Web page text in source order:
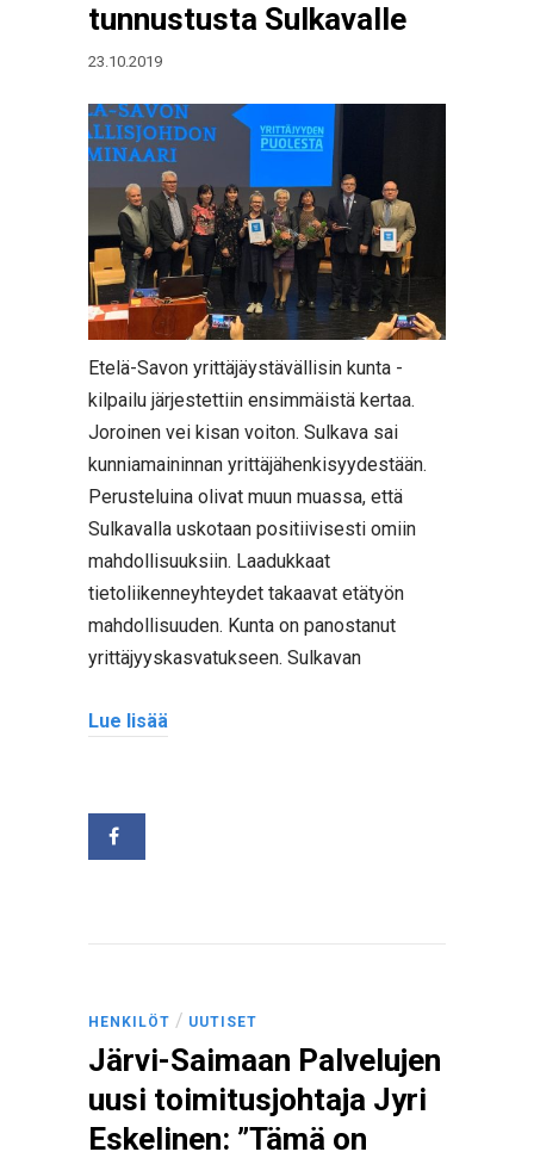
tunnustusta Sulkavalle
23.10.2019
Etelä-Savon yrittäjäystävällisin kunta -
kilpailu järjestettiin ensimmäistä kertaa.
Joroinen vei kisan voiton. Sulkava sai
kunniamaininnan yrittäjähenkisyydestään.
Perusteluina olivat muun muassa, että
Sulkavalla uskotaan positiivisesti omiin
mahdollisuuksiin. Laadukkaat
tietoliikenneyhteydet takaavat etätyön
mahdollisuuden. Kunta on panostanut
yrittäjyyskasvatukseen. Sulkavan
Lue lisää
HENKILÖT / UUTISET
Järvi-Saimaan Palvelujen
uusi toimitusjohtaja Jyri
Eskelinen: ”Tämä on